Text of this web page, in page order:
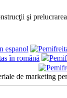
şi
de marketing